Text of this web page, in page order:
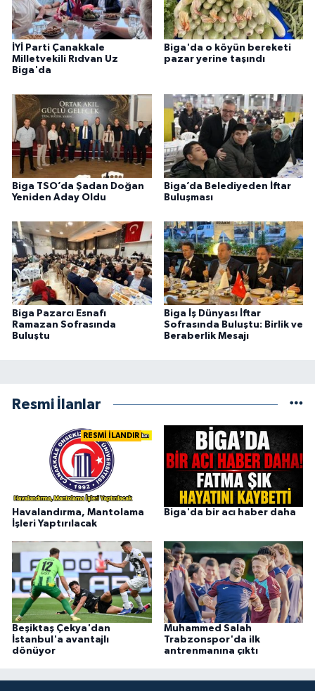
İYİ Parti Çanakkale
Milletvekili Rıdvan Uz
Biga'da
Biga'da o köyün bereketi
pazar yerine taşındı
Biga TSO’da Şadan Doğan
Yeniden Aday Oldu
Biga’da Belediyeden İftar
Buluşması
Biga Pazarcı Esnafı
Ramazan Sofrasında
Buluştu
Biga İş Dünyası İftar
Sofrasında Buluştu: Birlik ve
Beraberlik Mesajı
Resmi İlanlar
RESMİ İLANDIR
Havalandırma, Mantolama
İşleri Yaptırılacak
Biga'da bir acı haber daha
Beşiktaş Çekya'dan
İstanbul'a avantajlı
dönüyor
Muhammed Salah
Trabzonspor'da ilk
antrenmanına çıktı